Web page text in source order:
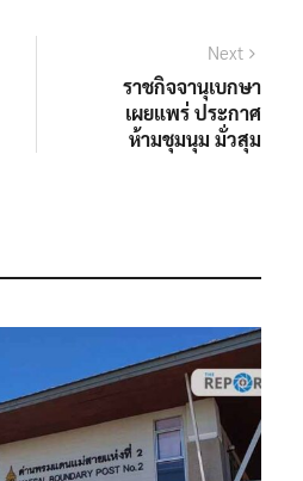
Next
post:
ราชกิจจานุเบกษา
เผยแพร่ ประกาศ
ห้ามชุมนุม มั่วสุม